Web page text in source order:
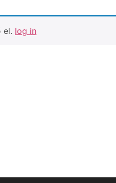
el. log in